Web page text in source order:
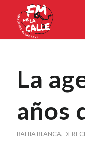
La
años
BAHIA BLANCA,